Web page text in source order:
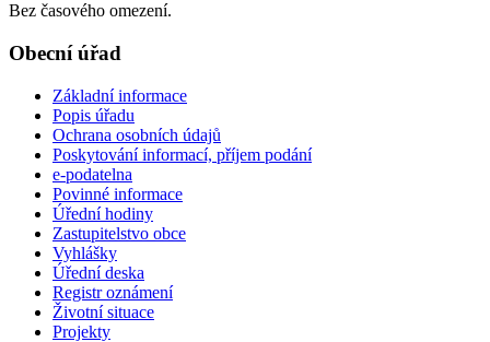
Bez časového omezení.
Obecní úřad
Základní informace
Popis úřadu
Ochrana osobních údajů
Poskytování informací, příjem podání
e-podatelna
Povinné informace
Úřední hodiny
Zastupitelstvo obce
Vyhlášky
Úřední deska
Registr oznámení
Životní situace
Projekty